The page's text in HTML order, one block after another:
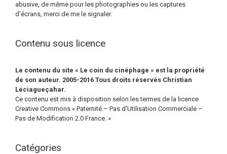
abusive, de même pour les photographies ou les captures
d’écrans, merci de me le signaler.
Contenu sous licence
Le contenu du site « Le coin du cinéphage » est la propriété
de son auteur. 2005-2016 Tous droits réservés Christian
Léciagueçahar.
Ce contenu est mis à disposition selon les termes de la licence
Creative Commons « Paternité – Pas d’Utilisation Commerciale –
Pas de Modification 2.0 France. »
Catégories